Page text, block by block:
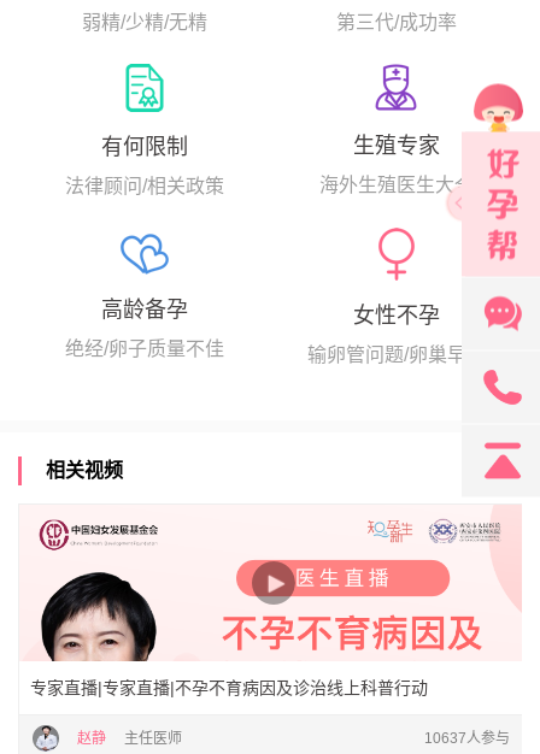
弱精/少精/无精 第三代/成功率
有何限制
法律顾问/相关政策
生殖专家
海外生殖医生大全
高龄备孕
绝经/卵子质量不佳
女性不孕
输卵管问题/卵巢早衰
相关视频
专家直播|专家直播|不孕不育病因及诊治线上科普行动
赵静 主任医师 10637人参与